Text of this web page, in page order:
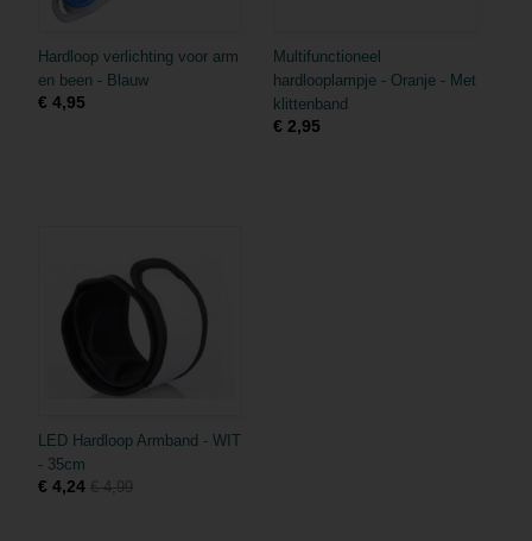
Hardloop verlichting voor arm
en been - Blauw
€ 4,95
Multifunctioneel
hardlooplampje - Oranje - Met
klittenband
€ 2,95
LED Hardloop Armband - WIT
- 35cm
€ 4,24 € 4,99